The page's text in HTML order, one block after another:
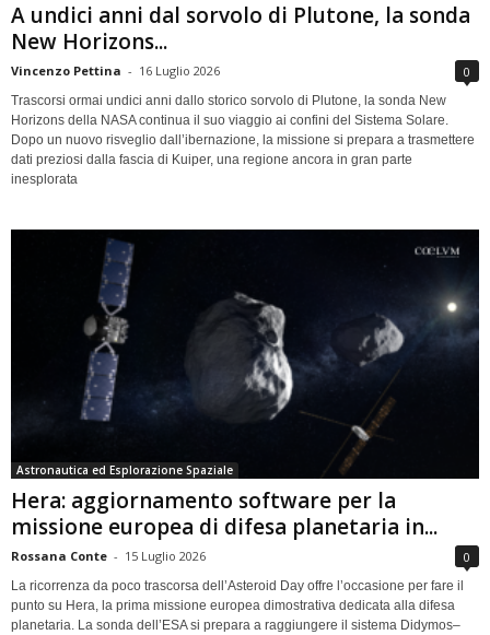
A undici anni dal sorvolo di Plutone, la sonda
New Horizons...
Vincenzo Pettina - 16 Luglio 2026 0
Trascorsi ormai undici anni dallo storico sorvolo di Plutone, la sonda New
Horizons della NASA continua il suo viaggio ai confini del Sistema Solare.
Dopo un nuovo risveglio dall’ibernazione, la missione si prepara a trasmettere
dati preziosi dalla fascia di Kuiper, una regione ancora in gran parte
inesplorata
Astronautica ed Esplorazione Spaziale
Hera: aggiornamento software per la
missione europea di difesa planetaria in...
Rossana Conte - 15 Luglio 2026 0
La ricorrenza da poco trascorsa dell’Asteroid Day offre l’occasione per fare il
punto su Hera, la prima missione europea dimostrativa dedicata alla difesa
planetaria. La sonda dell’ESA si prepara a raggiungere il sistema Didymos–